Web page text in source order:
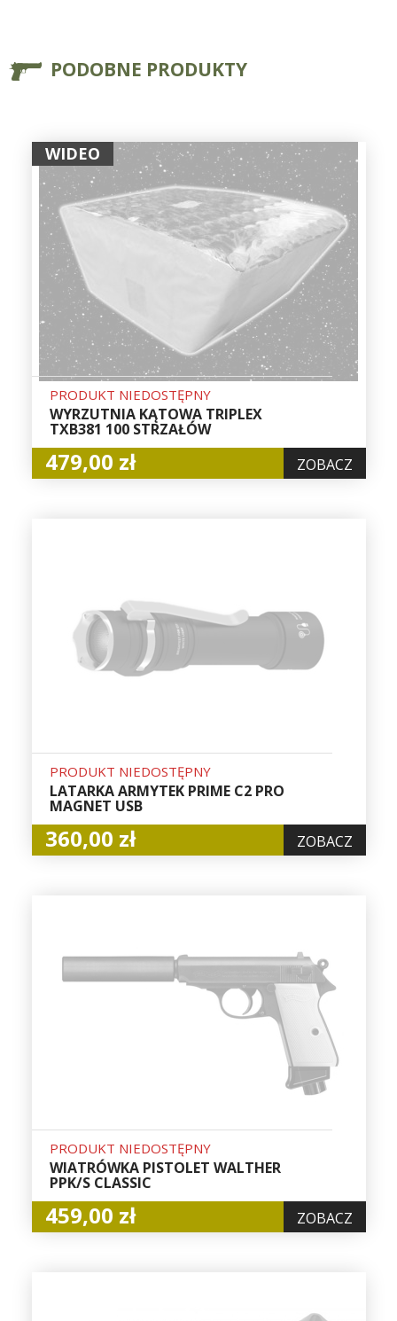
PODOBNE PRODUKTY
WIDEO
PRODUKT NIEDOSTĘPNY
WYRZUTNIA KĄTOWA TRIPLEX
TXB381 100 STRZAŁÓW
479,00 zł ZOBACZ
PRODUKT NIEDOSTĘPNY
LATARKA ARMYTEK PRIME C2 PRO
MAGNET USB
360,00 zł ZOBACZ
PRODUKT NIEDOSTĘPNY
WIATRÓWKA PISTOLET WALTHER
PPK/S CLASSIC
459,00 zł ZOBACZ